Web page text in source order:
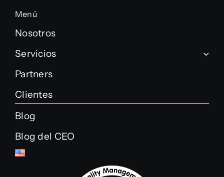
Menú
Nosotros
Servicios
Partners
Clientes
Blog
Blog del CEO